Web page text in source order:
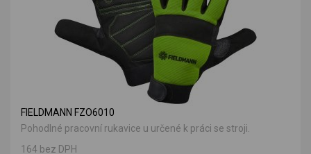
FIELDMANN FZO6010
Pohodlné pracovní rukavice u určené k práci se stroji.
164 bez DPH